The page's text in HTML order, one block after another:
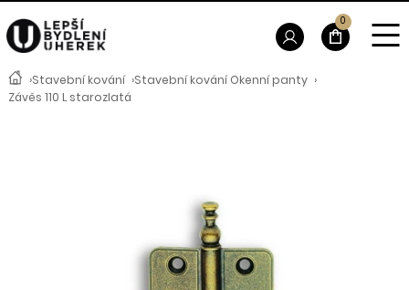
›Stavební kování ›Stavební kování Okenní panty ›
Závěs 110 L starozlatá
0